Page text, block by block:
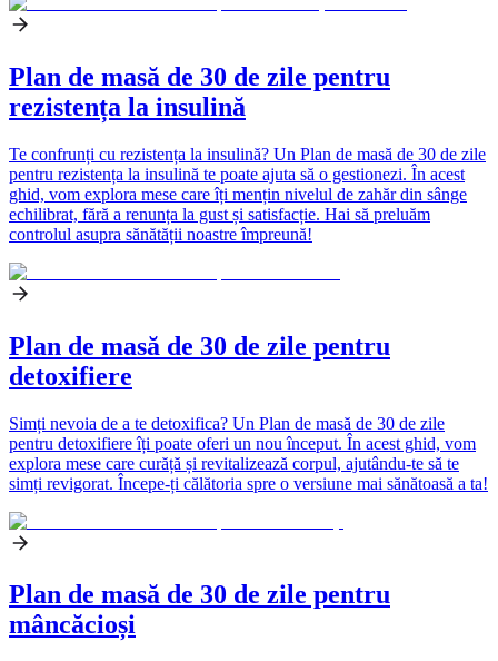
Plan de masă de 30 de zile pentru
rezistența la insulină
Te confrunți cu rezistența la insulină? Un Plan de masă de 30 de zile
pentru rezistența la insulină te poate ajuta să o gestionezi. În acest
ghid, vom explora mese care îți mențin nivelul de zahăr din sânge
echilibrat, fără a renunța la gust și satisfacție. Hai să preluăm
controlul asupra sănătății noastre împreună!
Plan de masă de 30 de zile pentru
detoxifiere
Simți nevoia de a te detoxifica? Un Plan de masă de 30 de zile
pentru detoxifiere îți poate oferi un nou început. În acest ghid, vom
explora mese care curăță și revitalizează corpul, ajutându-te să te
simți revigorat. Începe-ți călătoria spre o versiune mai sănătoasă a ta!
Plan de masă de 30 de zile pentru
mâncăcioși